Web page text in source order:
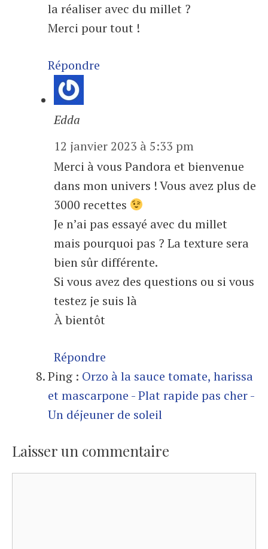
la réaliser avec du millet ?
Merci pour tout !
Répondre
Edda
12 janvier 2023 à 5:33 pm
Merci à vous Pandora et bienvenue
dans mon univers ! Vous avez plus de
3000 recettes
Je n’ai pas essayé avec du millet
mais pourquoi pas ? La texture sera
bien sûr différente.
Si vous avez des questions ou si vous
testez je suis là
À bientôt
Répondre
Ping : Orzo à la sauce tomate, harissa
et mascarpone - Plat rapide pas cher -
Un déjeuner de soleil
Laisser un commentaire